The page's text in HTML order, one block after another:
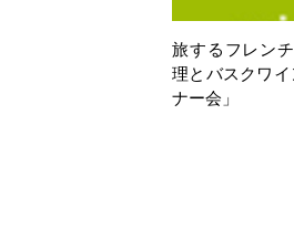
旅するフレン
理とバスクワ
ナー会」